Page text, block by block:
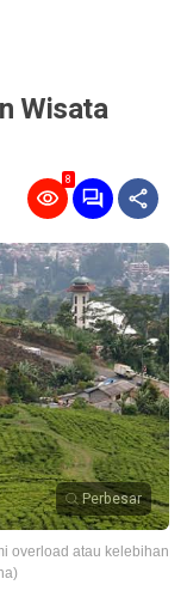
Wisata
8
Perbesar
overload atau kelebihan